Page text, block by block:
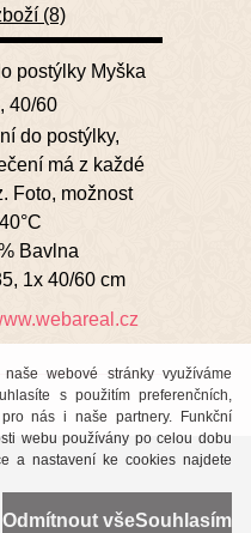
webové stránky využíváme
s použitím preferenčních,
nás i naše partnery. Funkční
webu používány po celou dobu
a nastavení ke cookies najdete
Odmítnout všeSouhlasím
(8)
postýlky Myška
40/60
do postýlky,
má z každé
Foto, možnost
Bavlna
1x 40/60 cm